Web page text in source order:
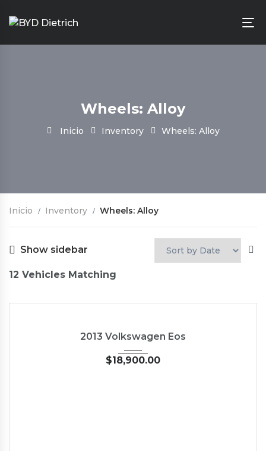
Wheels: Alloy
Inicio Inventory Wheels: Alloy
Inicio Inventory Wheels: Alloy
Show sidebar
12 Vehicles Matching
2013 Volkswagen Eos
$18,900.00